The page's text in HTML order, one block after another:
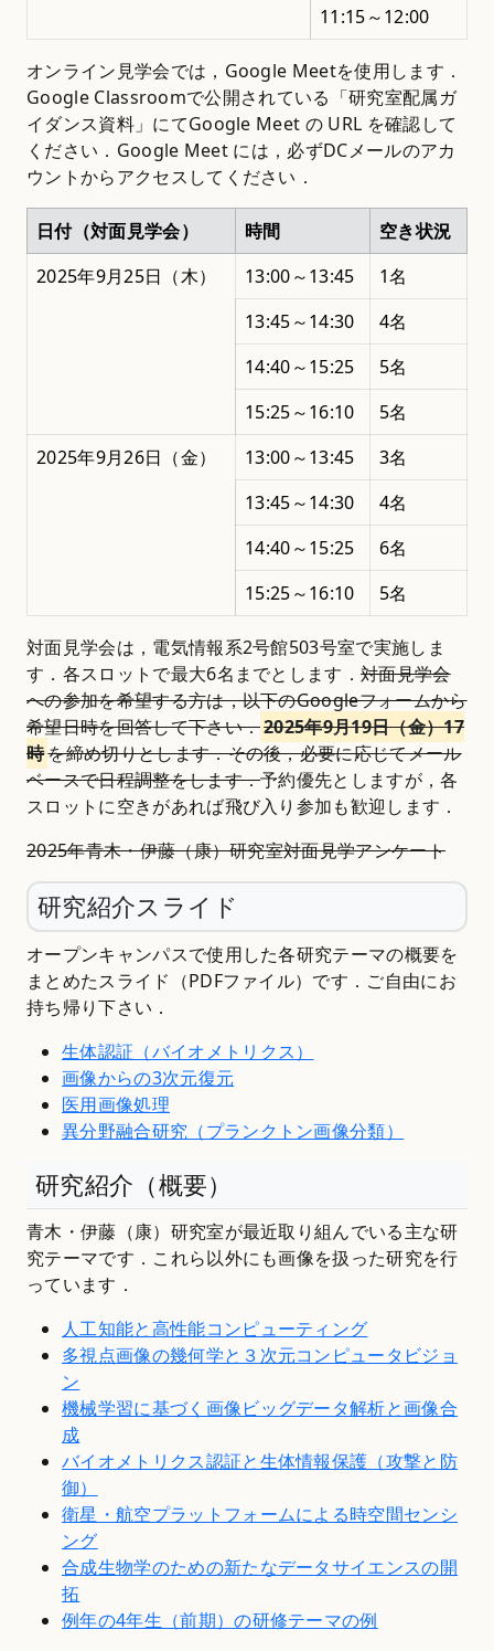
11:15～12:00
オンライン見学会では，Google Meetを使用します．
Google Classroomで公開されている「研究室配属ガ
イダンス資料」にてGoogle Meet の URL を確認して
ください．Google Meet には，必ずDCメールのアカ
ウントからアクセスしてください．
日付（対面見学会） 時間
空き状況
2025年9月25日（木）
13:00～13:45
1名
13:45～14:30
4名
14:40～15:25
5名
15:25～16:10
5名
2025年9月26日（金）
13:00～13:45
3名
13:45～14:30
4名
14:40～15:25
6名
15:25～16:10
5名
対面見学会は，電気情報系2号館503号室で実施しま
す．各スロットで最大6名までとします．対面見学会
への参加を希望する方は，以下のGoogleフォームから
希望日時を回答して下さい．2025年9月19日（金）17
時を締め切りとします．その後，必要に応じてメール
ベースで日程調整をします．予約優先としますが，各
スロットに空きがあれば飛び入り参加も歓迎します．
2025年青木・伊藤（康）研究室対面見学アンケート
研究紹介スライド
オープンキャンパスで使用した各研究テーマの概要を
まとめたスライド（PDFファイル）です．ご自由にお
持ち帰り下さい．
生体認証（バイオメトリクス）
画像からの3次元復元
医用画像処理
異分野融合研究（プランクトン画像分類）
研究紹介（概要）
青木・伊藤（康）研究室が最近取り組んでいる主な研
究テーマです．これら以外にも画像を扱った研究を行
っています．
人工知能と高性能コンピューティング
多視点画像の幾何学と３次元コンピュータビジョ
ン
機械学習に基づく画像ビッグデータ解析と画像合
成
バイオメトリクス認証と生体情報保護（攻撃と防
御）
衛星・航空プラットフォームによる時空間センシ
ング
合成生物学のための新たなデータサイエンスの開
拓
例年の4年生（前期）の研修テーマの例